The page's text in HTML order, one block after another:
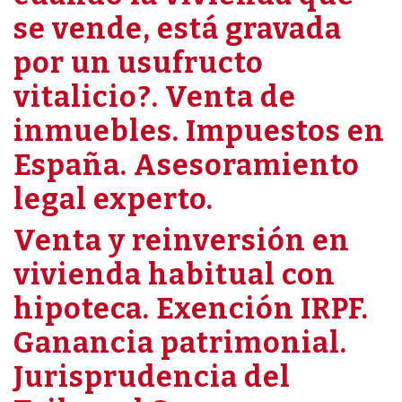
se vende, está gravada
por un usufructo
vitalicio?. Venta de
inmuebles. Impuestos en
España. Asesoramiento
legal experto.
Venta y reinversión en
vivienda habitual con
hipoteca. Exención IRPF.
Ganancia patrimonial.
Jurisprudencia del